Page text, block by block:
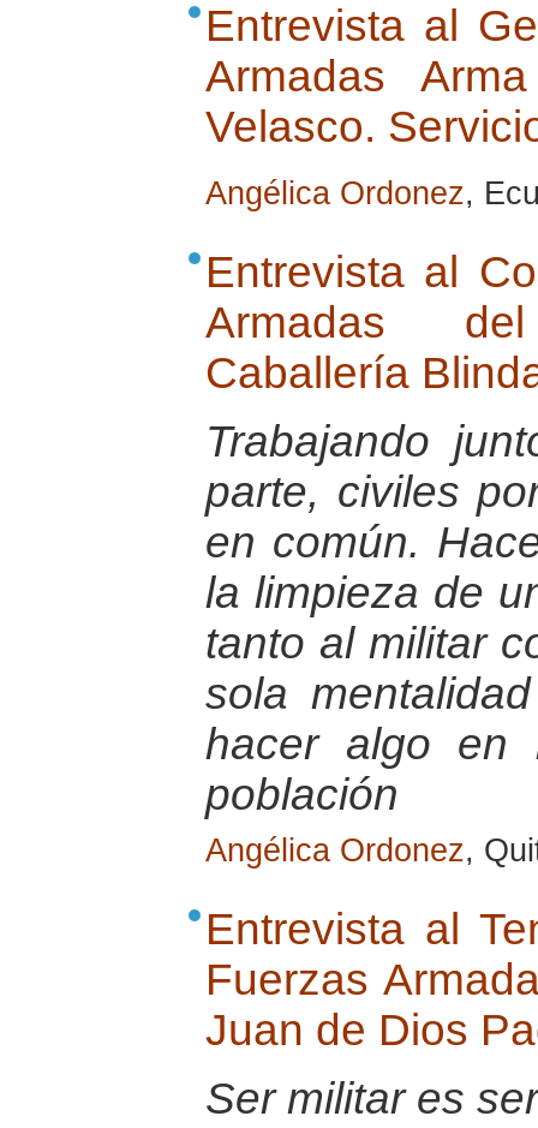
Entrevista al
Armadas
Velasco.
Angélica Ordonez,
Entrevista al
Armadas
Caballería
Trabajando
parte, civiles
en común.
la limpieza de
tanto al militar
sola
hacer algo en
población
Angélica Ordonez,
Entrevista al
Fuerzas
Juan de Dios
Ser militar es